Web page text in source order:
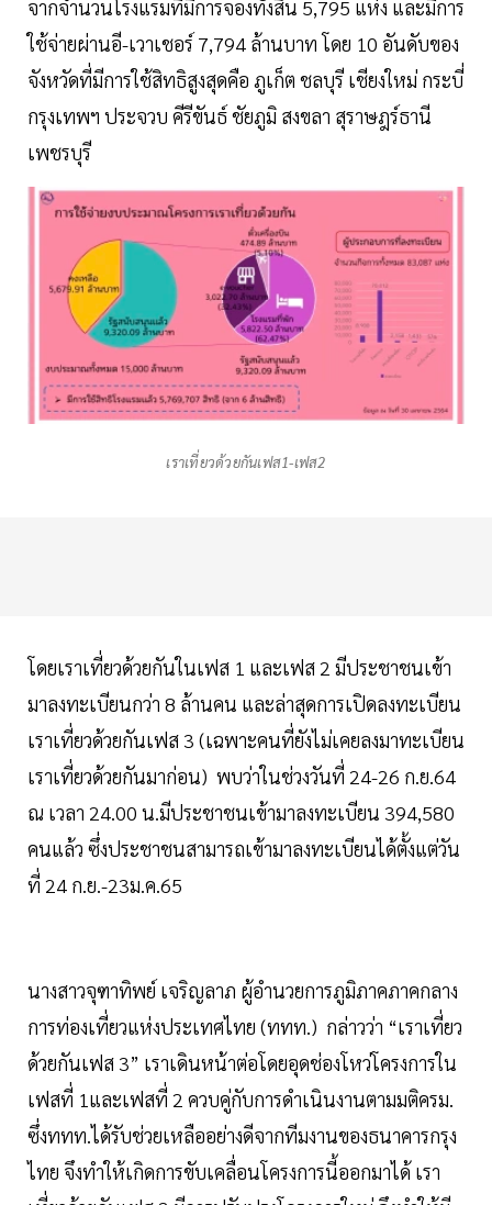
จากจำนวนโรงแรมที่มีการจองทั้งสิ้น 5,795 แห่ง และมีการ
ใช้จ่ายผ่านอี-เวาเชอร์ 7,794 ล้านบาท โดย 10 อันดับของ
จังหวัดที่มีการใช้สิทธิสูงสุดคือ ภูเก็ต ชลบุรี เชียงใหม่ กระบี่
กรุงเทพฯ ประจวบ คีรีขันธ์ ชัยภูมิ สงขลา สุราษฎร์ธานี
เพชรบุรี
เราเที่ยวด้วยกันเฟส1-เฟส2
โดยเราเที่ยวด้วยกันในเฟส 1 และเฟส 2 มีประชาชนเข้า
มาลงทะเบียนกว่า 8 ล้านคน และล่าสุดการเปิดลงทะเบียน
เราเที่ยวด้วยกันเฟส 3 (เฉพาะคนที่ยังไม่เคยลงมาทะเบียน
เราเที่ยวด้วยกันมาก่อน) พบว่าในช่วงวันที่ 24-26 ก.ย.64
ณ เวลา 24.00 น.มีประชาชนเข้ามาลงทะเบียน 394,580
คนแล้ว ซึ่งประชาชนสามารถเข้ามาลงทะเบียนได้ตั้งแต่วัน
ที่ 24 ก.ย.-23ม.ค.65
นางสาวจุฑาทิพย์ เจริญลาภ ผู้อำนวยการภูมิภาคภาคกลาง
การท่องเที่ยวแห่งประเทศไทย (ททท.) กล่าวว่า “เราเที่ยว
ด้วยกันเฟส 3” เราเดินหน้าต่อโดยอุดช่องโหว่โครงการใน
เฟสที่ 1และเฟสที่ 2 ควบคู่กับการดำเนินงานตามมติครม.
ซึ่งททท.ได้รับช่วยเหลืออย่างดีจากทีมงานของธนาคารกรุง
ไทย จึงทำให้เกิดการขับเคลื่อนโครงการนี้ออกมาได้ เรา